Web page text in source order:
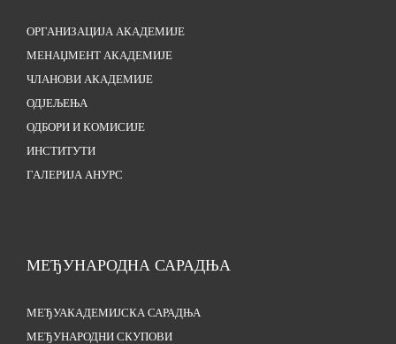
ОРГАНИЗАЦИЈА АКАДЕМИЈЕ
МЕНАЏМЕНТ АКАДЕМИЈЕ
ЧЛАНОВИ АКАДЕМИЈЕ
ОДЈЕЉЕЊА
ОДБОРИ И КОМИСИЈЕ
ИНСТИТУТИ
ГАЛЕРИЈА АНУРС
МЕЂУНАРОДНА САРАДЊА
МЕЂУАКАДЕМИЈСКА САРАДЊА
МЕЂУНАРОДНИ СКУПОВИ